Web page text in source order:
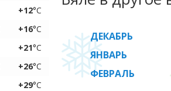
+12°C
+16°C
+21°C
+26°C
+29°C
ДЕКАБРЬ
ЯНВАРЬ
ФЕВРАЛЬ